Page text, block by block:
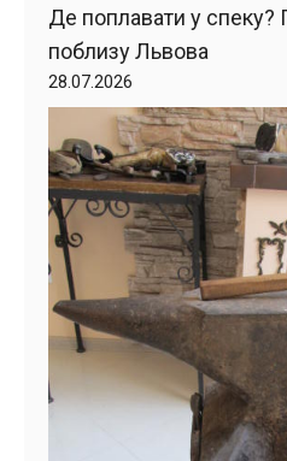
Де поплавати у спеку?
поблизу Львова
28.07.2026